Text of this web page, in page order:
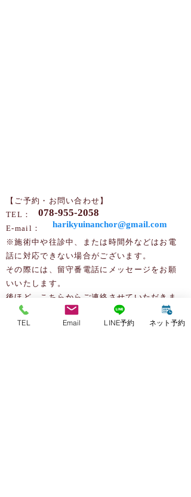
【ご予約・お問い合わせ】
TEL：
​​E-mail：
※施術中や往診中、または時間外などはお電
話に対応できない場合がございます。
その際には、留守番電話にメッセージをお願
いいたします。
後ほど、こちらからご連絡させていただきま
す。
harikyuinanchor@gmail.com
078-955-2058
TEL Email LINE予約 ネット予約